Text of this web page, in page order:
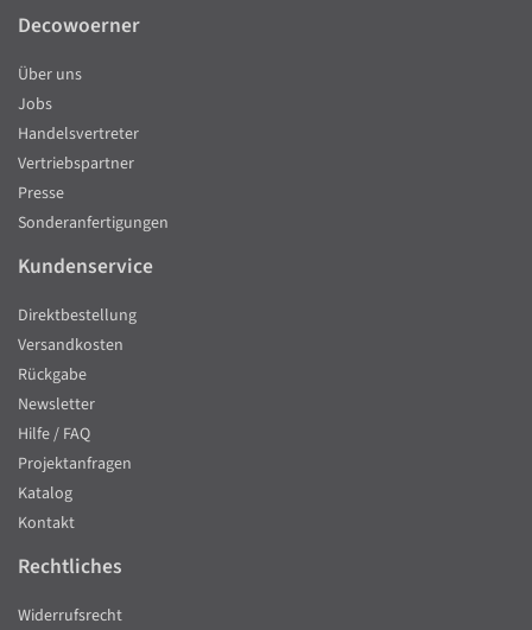
Decowoerner
Über uns
Jobs
Handelsvertreter
Vertriebspartner
Presse
Sonderanfertigungen
Kundenservice
Direktbestellung
Versandkosten
Rückgabe
Newsletter
Hilfe / FAQ
Projektanfragen
Katalog
Kontakt
Rechtliches
Widerrufsrecht